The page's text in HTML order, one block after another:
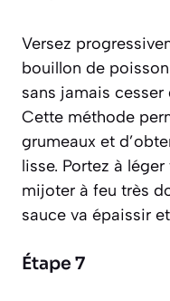
Versez
bouillon de
sans jamais
Cette méthode
grumeaux et
lisse. Portez à
mijoter à feu très
sauce va épaissir
Étape 7